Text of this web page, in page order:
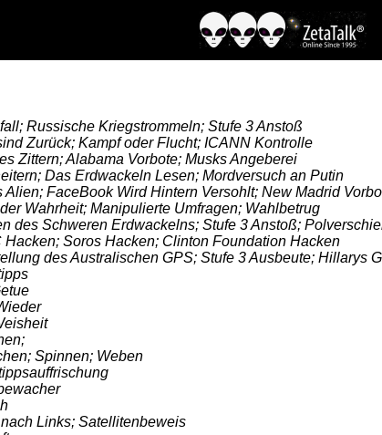
Russische Kriegstrommeln; Stufe 3 Anstoß
Zurück; Kampf oder Flucht; ICANN Kontrolle
Zittern; Alabama Vorbote; Musks Angeberei
Das Erdwackeln Lesen; Mordversuch an Putin
Alien; FaceBook Wird Hintern Versohlt; New Madrid
Wahrheit; Manipulierte Umfragen; Wahlbetrug
des Schweren Erdwackelns; Stufe 3 Anstoß;
Soros Hacken; Clinton Foundation Hacken
des Australischen GPS; Stufe 3 Ausbeute; Hillarys
Spinnen; Weben
Links; Satellitenbeweis